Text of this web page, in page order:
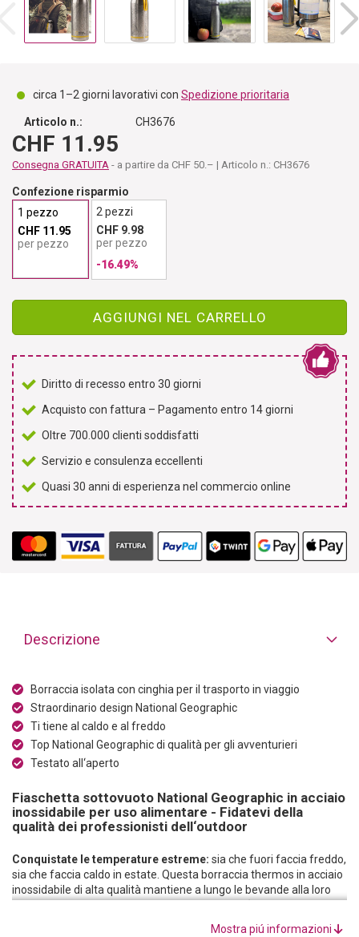
circa 1–2 giorni lavorativi con Spedizione prioritaria
Articolo n.: CH3676
CHF 11.95
Consegna GRATUITA - a partire da CHF 50.– | Articolo n.: CH3676
Confezione risparmio
1 pezzo
CHF 11.95
per pezzo
2 pezzi
CHF 9.98
per pezzo
-16.49%
AGGIUNGI NEL CARRELLO
Diritto di recesso entro 30 giorni
Acquisto con fattura – Pagamento entro 14 giorni
Oltre 700.000 clienti soddisfatti
Servizio e consulenza eccellenti
Quasi 30 anni di esperienza nel commercio online
Descrizione
Borraccia isolata con cinghia per il trasporto in viaggio
Straordinario design National Geographic
Ti tiene al caldo e al freddo
Top National Geographic di qualità per gli avventurieri
Testato all‘aperto
Fiaschetta sottovuoto National Geographic in acciaio
inossidabile per uso alimentare - Fidatevi della
qualità dei professionisti dell‘outdoor
Conquistate le temperature estreme: sia che fuori faccia freddo,
sia che faccia caldo in estate. Questa borraccia thermos in acciaio
inossidabile di alta qualità mantiene a lungo le bevande alla loro
Mostra piú informazioni